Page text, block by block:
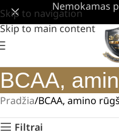
Skip to navigation
Skip to main content
Nemokamas
BCAA,
Pradžia BCAA, amino
Filtrai